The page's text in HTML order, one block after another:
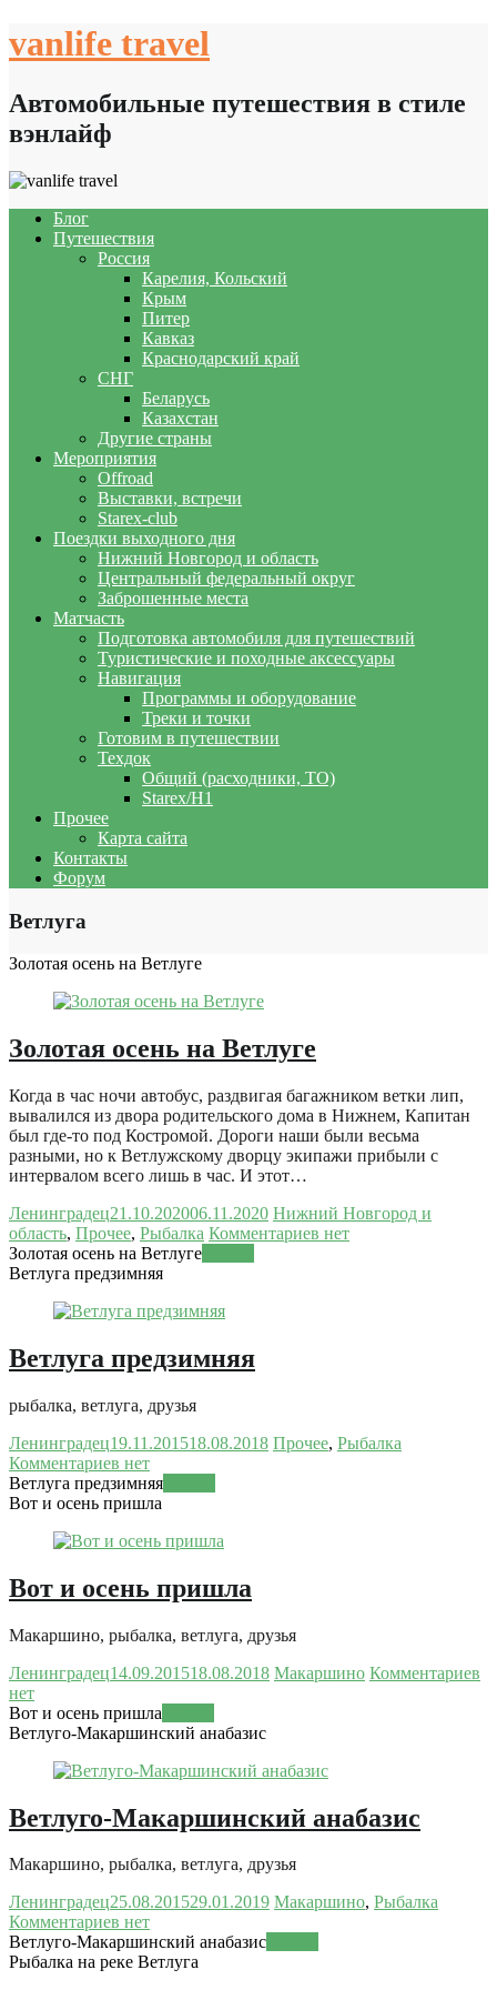
to
vanlife travel
Автомобильные путешествия в стиле
вэнлайф
Блог
Путешествия
Россия
Карелия, Кольский
Крым
Питер
Кавказ
Краснодарский край
СНГ
Беларусь
Казахстан
Другие страны
Мероприятия
Offroad
Выставки, встречи
Starex-club
Поездки выходного дня
Нижний Новгород и область
Центральный федеральный округ
Заброшенные места
Матчасть
Подготовка автомобиля для путешествий
Туристические и походные аксессуары
Навигация
Программы и оборудование
Треки и точки
Готовим в путешествии
Техдок
Общий (расходники, ТО)
Starex/H1
Прочее
Карта сайта
Контакты
Форум
Ветлуга
Золотая осень на Ветлуге
Золотая осень на Ветлуге
Когда в час ночи автобус, раздвигая багажником ветки лип,
вывалился из двора родительского дома в Нижнем, Капитан
был где-то под Костромой. Дороги наши были весьма
разными, но к Ветлужскому дворцу экипажи прибыли с
интервалом всего лишь в час. И этот…
Ленинградец21.10.202006.11.2020 Нижний Новгород и
область, Прочее, Рыбалка Комментариев нет
Золотая осень на Ветлуге
Ветлуга предзимняя
Ветлуга предзимняя
рыбалка, ветлуга, друзья
Ленинградец19.11.201518.08.2018 Прочее, Рыбалка
Комментариев нет
Ветлуга предзимняя
Вот и осень пришла
Вот и осень пришла
Макаршино, рыбалка, ветлуга, друзья
Ленинградец14.09.201518.08.2018 Макаршино Комментариев
нет
Вот и осень пришла
Ветлуго-Макаршинский анабазис
Ветлуго-Макаршинский анабазис
Макаршино, рыбалка, ветлуга, друзья
Ленинградец25.08.201529.01.2019 Макаршино, Рыбалка
Комментариев нет
Ветлуго-Макаршинский анабазис
Рыбалка на реке Ветлуга